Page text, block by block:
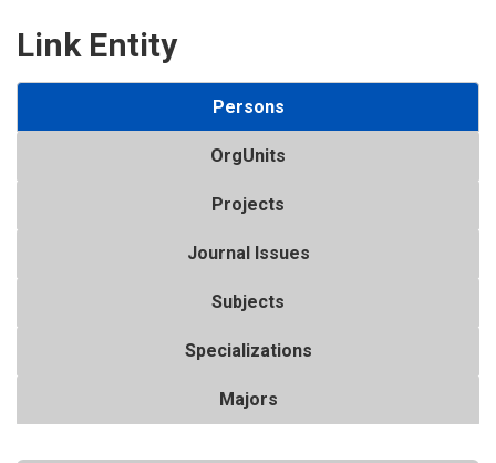
Link Entity
Persons
OrgUnits
Projects
Journal Issues
Subjects
Specializations
Majors